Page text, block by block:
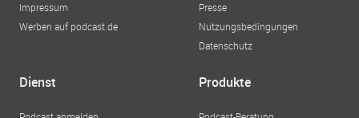
Impressum
Werben auf podcast.de
Presse
Nutzungsbedingungen
Datenschutz
Dienst Produkte